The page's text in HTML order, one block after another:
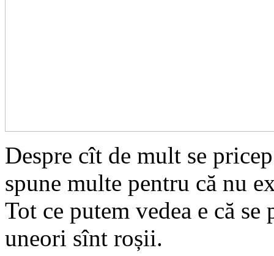
Despre cît de mult se
spune multe pentru că nu
Tot ce putem vedea e că
uneori sînt roșii.